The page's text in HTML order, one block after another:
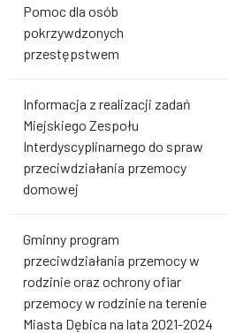
Pomoc dla osób
pokrzywdzonych
przestępstwem
Informacja z realizacji zadań
Miejskiego Zespołu
Interdyscyplinarnego do spraw
przeciwdziałania przemocy
domowej
Gminny program
przeciwdziałania przemocy w
rodzinie oraz ochrony ofiar
przemocy w rodzinie na terenie
Miasta Dębica na lata 2021-2024